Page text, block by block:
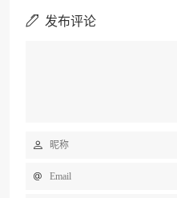
发布评论